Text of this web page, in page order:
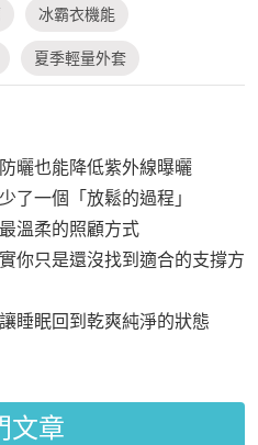
冰霸衣機能
夏季輕量外套
曬也能降低紫外線曝曬
了一個「放鬆的過程」
溫柔的照顧方式
你只是還沒找到適合的支撐方
睡眠回到乾爽純淨的狀態
文章